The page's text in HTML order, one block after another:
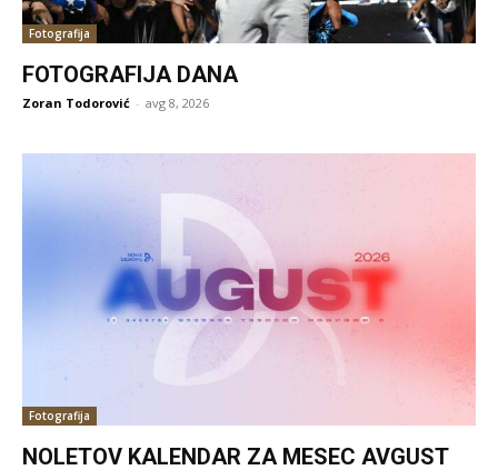
Fotografija
FOTOGRAFIJA DANA
Zoran Todorović - avg 8, 2026
Fotografija
NOLETOV KALENDAR ZA MESEC AVGUST